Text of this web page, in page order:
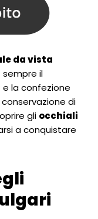
da vista
il
la confezione
di
gli occhiali
a conquistare